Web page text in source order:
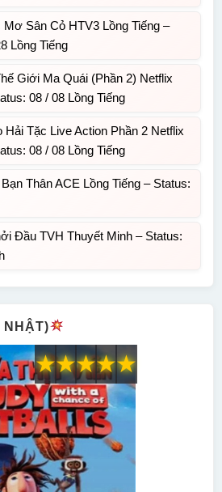
Mơ Sân Cỏ HTV3 Lồng Tiếng –
Lồng Tiếng
Giới Ma Quái (Phần 2) Netflix
08 / 08 Lồng Tiếng
Tặc Live Action Phần 2 Netflix
08 / 08 Lồng Tiếng
Thân ACE Lồng Tiếng – Status:
Đầu TVH Thuyết Minh – Status:
NHẬT)
★
★
★
★
★